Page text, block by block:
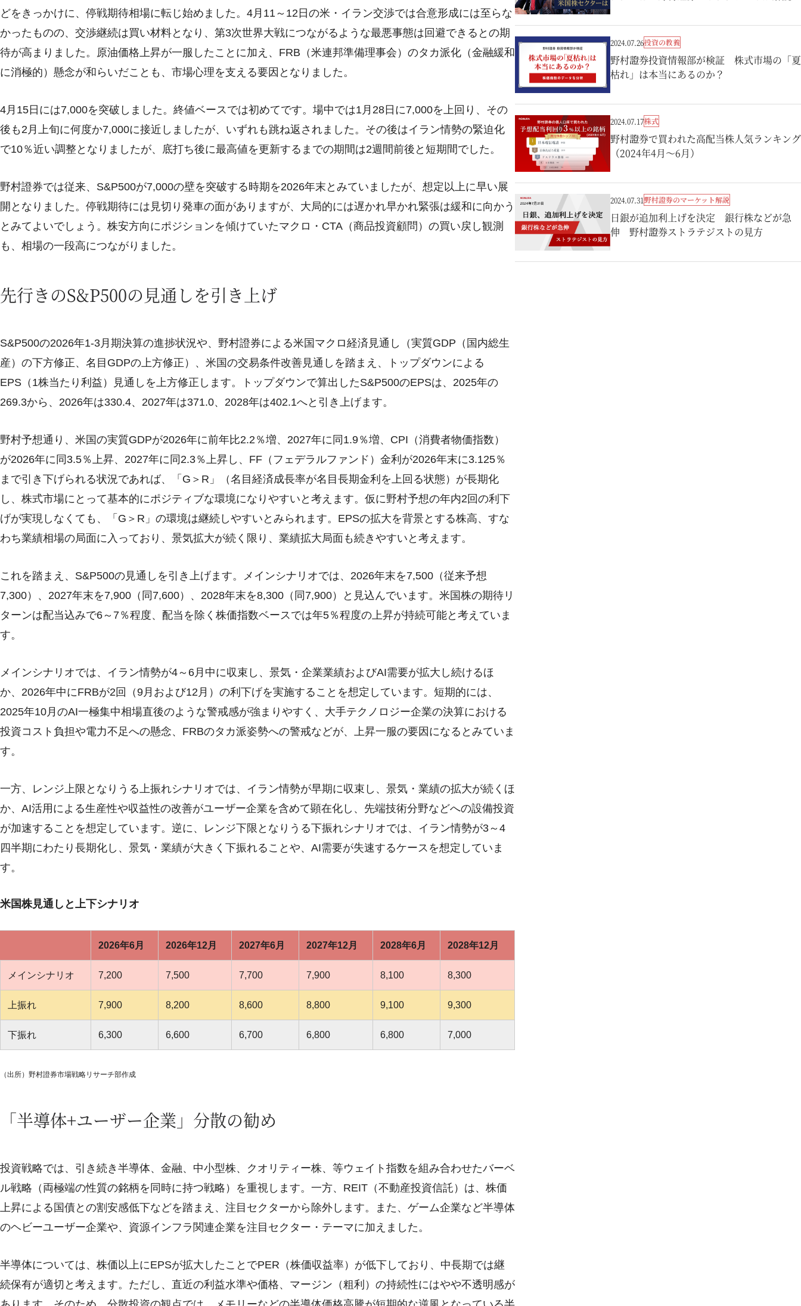
どをきっかけに、停戦期待相場に転じ始めました。4月11～12日の米・イラン交渉では合意形成には至らな
かったものの、交渉継続は買い材料となり、第3次世界大戦につながるような最悪事態は回避できるとの期
待が高まりました。原油価格上昇が一服したことに加え、FRB（米連邦準備理事会）のタカ派化（金融緩和
に消極的）懸念が和らいだことも、市場心理を支える要因となりました。
4月15日には7,000を突破しました。終値ベースでは初めてです。場中では1月28日に7,000を上回り、その
後も2月上旬に何度か7,000に接近しましたが、いずれも跳ね返されました。その後はイラン情勢の緊迫化
で10％近い調整となりましたが、底打ち後に最高値を更新するまでの期間は2週間前後と短期間でした。
野村證券では従来、S&P500が7,000の壁を突破する時期を2026年末とみていましたが、想定以上に早い展
開となりました。停戦期待には見切り発車の面がありますが、大局的には遅かれ早かれ緊張は緩和に向かう
とみてよいでしょう。株安方向にポジションを傾けていたマクロ・CTA（商品投資顧問）の買い戻し観測
も、相場の一段高につながりました。
先行きのS&P500の見通しを引き上げ
S&P500の2026年1-3月期決算の進捗状況や、野村證券による米国マクロ経済見通し（実質GDP（国内総生
産）の下方修正、名目GDPの上方修正）、米国の交易条件改善見通しを踏まえ、トップダウンによる
EPS（1株当たり利益）見通しを上方修正します。トップダウンで算出したS&P500のEPSは、2025年の
269.3から、2026年は330.4、2027年は371.0、2028年は402.1へと引き上げます。
野村予想通り、米国の実質GDPが2026年に前年比2.2％増、2027年に同1.9％増、CPI（消費者物価指数）
が2026年に同3.5％上昇、2027年に同2.3％上昇し、FF（フェデラルファンド）金利が2026年末に3.125％
まで引き下げられる状況であれば、「G＞R」（名目経済成長率が名目長期金利を上回る状態）が長期化
し、株式市場にとって基本的にポジティブな環境になりやすいと考えます。仮に野村予想の年内2回の利下
げが実現しなくても、「G＞R」の環境は継続しやすいとみられます。EPSの拡大を背景とする株高、すな
わち業績相場の局面に入っており、景気拡大が続く限り、業績拡大局面も続きやすいと考えます。
これを踏まえ、S&P500の見通しを引き上げます。メインシナリオでは、2026年末を7,500（従来予想
7,300）、2027年末を7,900（同7,600）、2028年末を8,300（同7,900）と見込んでいます。米国株の期待リ
ターンは配当込みで6～7％程度、配当を除く株価指数ベースでは年5％程度の上昇が持続可能と考えていま
す。
メインシナリオでは、イラン情勢が4～6月中に収束し、景気・企業業績およびAI需要が拡大し続けるほ
か、2026年中にFRBが2回（9月および12月）の利下げを実施することを想定しています。短期的には、
2025年10月のAI一極集中相場直後のような警戒感が強まりやすく、大手テクノロジー企業の決算における
投資コスト負担や電力不足への懸念、FRBのタカ派姿勢への警戒などが、上昇一服の要因になるとみていま
す。
一方、レンジ上限となりうる上振れシナリオでは、イラン情勢が早期に収束し、景気・業績の拡大が続くほ
か、AI活用による生産性や収益性の改善がユーザー企業を含めて顕在化し、先端技術分野などへの設備投資
が加速することを想定しています。逆に、レンジ下限となりうる下振れシナリオでは、イラン情勢が3～4
四半期にわたり長期化し、景気・業績が大きく下振れることや、AI需要が失速するケースを想定していま
す。
米国株見通しと上下シナリオ
2026年6月 2026年12月 2027年6月 2027年12月 2028年6月 2028年12月
メインシナリオ 7,200 7,500 7,700 7,900 8,100 8,300
上振れ 7,900 8,200 8,600 8,800 9,100 9,300
下振れ 6,300 6,600 6,700 6,800 6,800 7,000
（出所）野村證券市場戦略リサーチ部作成
「半導体+ユーザー企業」分散の勧め
投資戦略では、引き続き半導体、金融、中小型株、クオリティー株、等ウェイト指数を組み合わせたバーベ
ル戦略（両極端の性質の銘柄を同時に持つ戦略）を重視します。一方、REIT（不動産投資信託）は、株価
上昇による国債との割安感低下などを踏まえ、注目セクターから除外します。また、ゲーム企業など半導体
のヘビーユーザー企業や、資源インフラ関連企業を注目セクター・テーマに加えました。
半導体については、株価以上にEPSが拡大したことでPER（株価収益率）が低下しており、中長期では継
続保有が適切と考えます。ただし、直近の利益水準や価格、マージン（粗利）の持続性にはやや不透明感が
2024.07.26投資の教養
野村證券投資情報部が検証 株式市場の「夏
枯れ」は本当にあるのか？
2024.07.17株式
野村證券で買われた高配当株人気ランキング
（2024年4月～6月）
2024.07.31野村證券のマーケット解説
日銀が追加利上げを決定 銀行株などが急
伸 野村證券ストラテジストの見方